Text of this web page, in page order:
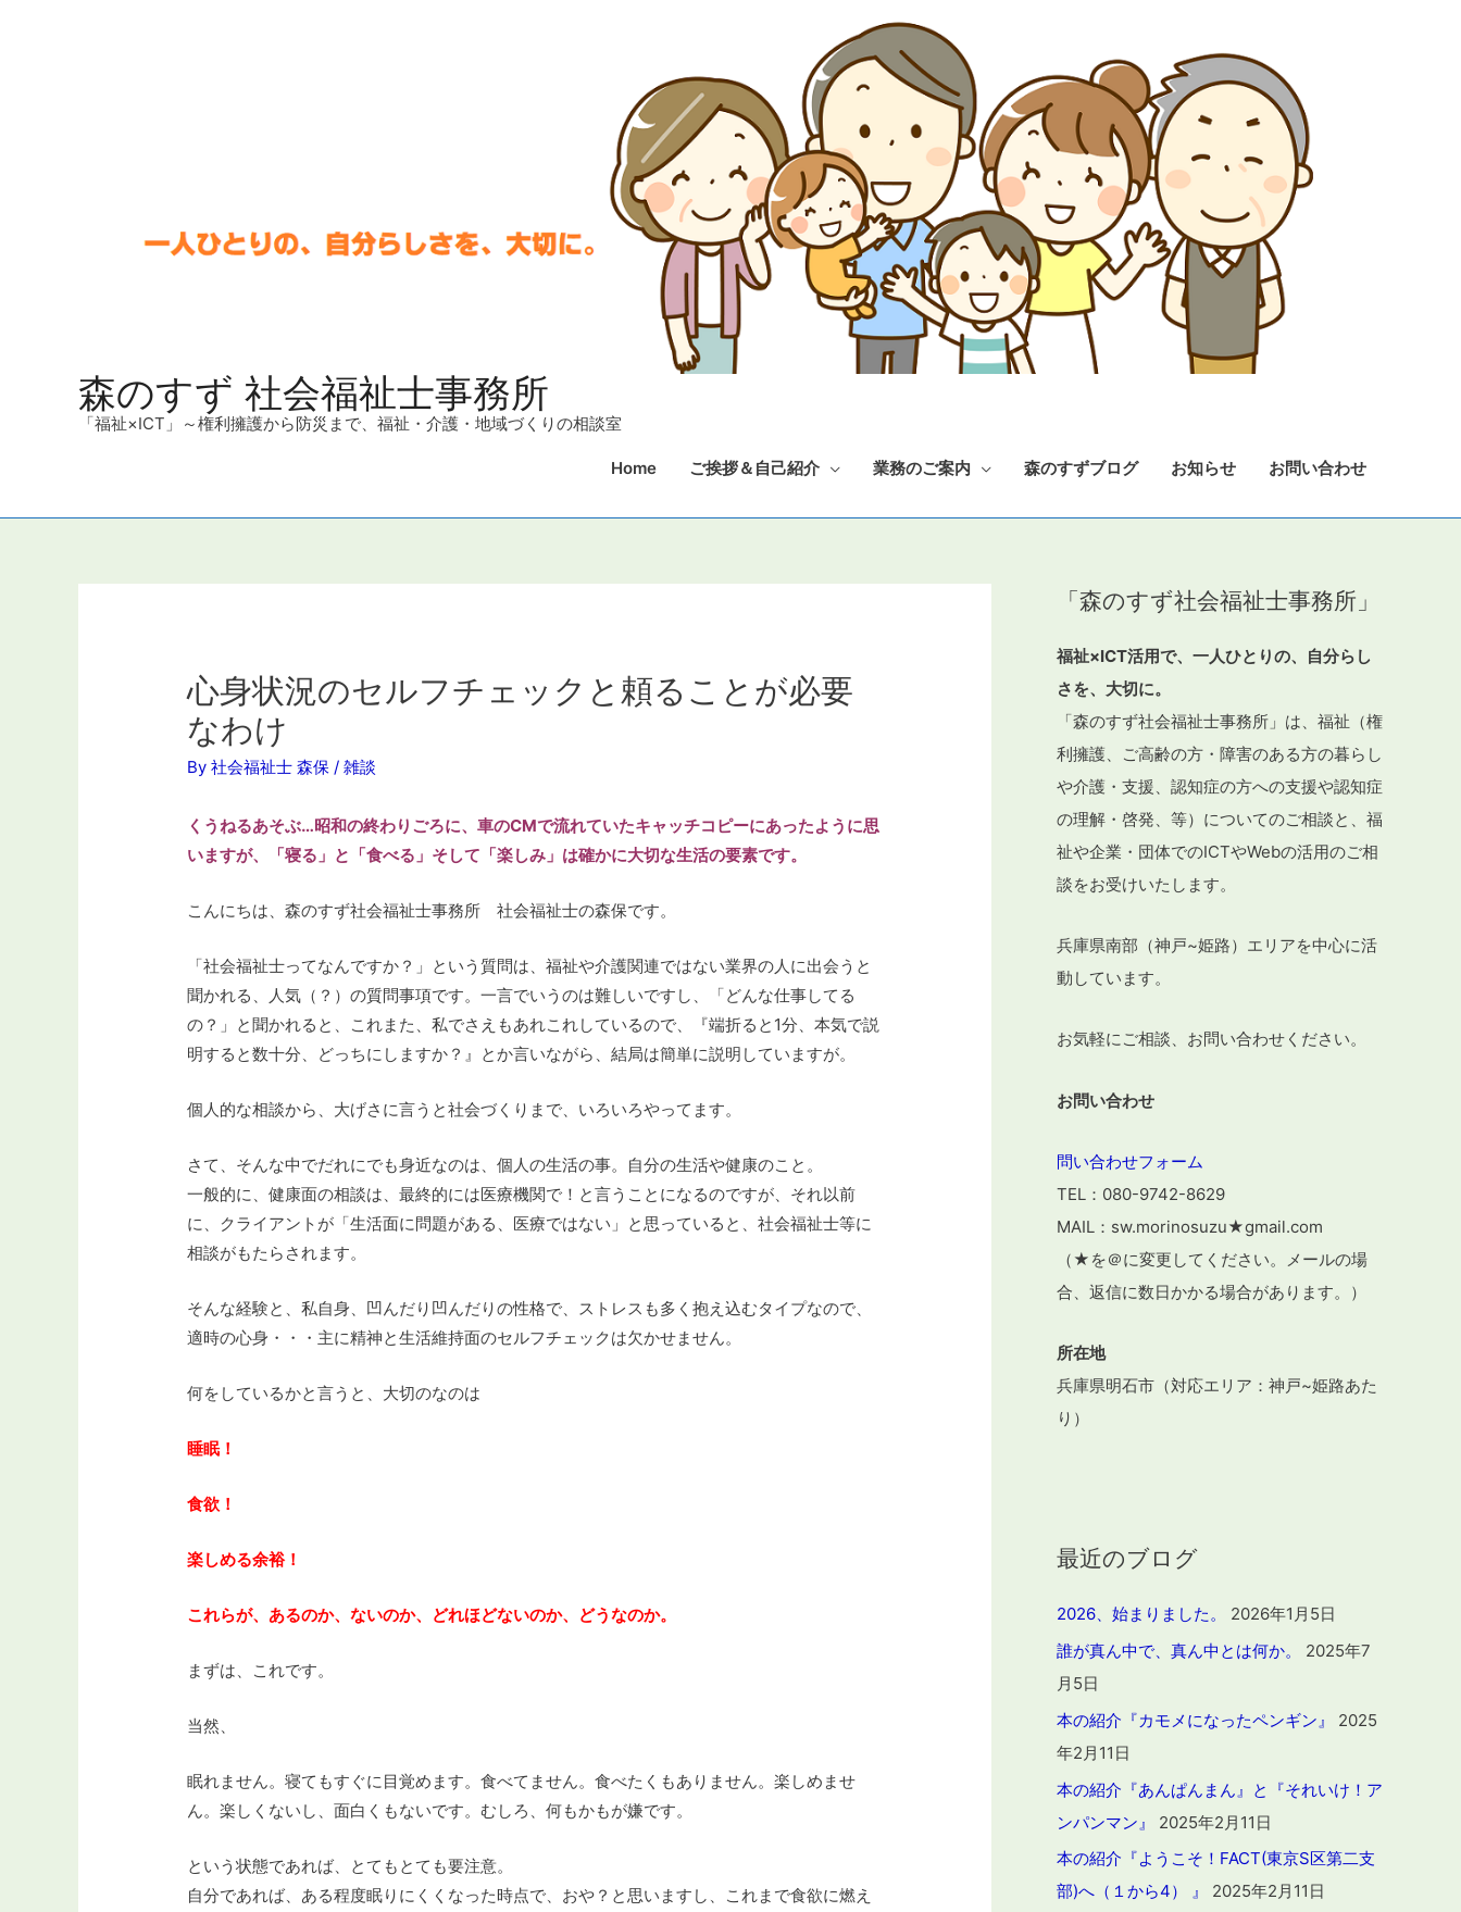
森のすず 社会福祉士事務所
「福祉×ICT」～権利擁護から防災まで、福祉・介護・地域づくりの相談室
Home ご挨拶＆自己紹介 業務のご案内 森のすずブログ お知らせ お問い合わせ
心身状況のセルフチェックと頼ることが必要
なわけ
By社会福祉士 森保 /雑談
くうねるあそぶ…昭和の終わりごろに、車のCMで流れていたキャッチコピーにあったように思
いますが、「寝る」と「食べる」そして「楽しみ」は確かに大切な生活の要素です。
こんにちは、森のすず社会福祉士事務所 社会福祉士の森保です。
「社会福祉士ってなんですか？」という質問は、福祉や介護関連ではない業界の人に出会うと
聞かれる、人気（？）の質問事項です。一言でいうのは難しいですし、「どんな仕事してる
の？」と聞かれると、これまた、私でさえもあれこれしているので、『端折ると1分、本気で説
明すると数十分、どっちにしますか？』とか言いながら、結局は簡単に説明していますが。
個人的な相談から、大げさに言うと社会づくりまで、いろいろやってます。
さて、そんな中でだれにでも身近なのは、個人の生活の事。自分の生活や健康のこと。
一般的に、健康面の相談は、最終的には医療機関で！と言うことになるのですが、それ以前
に、クライアントが「生活面に問題がある、医療ではない」と思っていると、社会福祉士等に
相談がもたらされます。
そんな経験と、私自身、凹んだり凹んだりの性格で、ストレスも多く抱え込むタイプなので、
適時の心身・・・主に精神と生活維持面のセルフチェックは欠かせません。
何をしているかと言うと、大切のなのは
睡眠！
食欲！
楽しめる余裕！
これらが、あるのか、ないのか、どれほどないのか、どうなのか。
まずは、これです。
当然、
眠れません。寝てもすぐに目覚めます。食べてません。食べたくもありません。楽しめませ
ん。楽しくないし、面白くもないです。むしろ、何もかもが嫌です。
という状態であれば、とてもとても要注意。
自分であれば、ある程度眠りにくくなった時点で、おや？と思いますし、これまで食欲に燃え
「森のすず社会福祉士事務所」
福祉×ICT活用で、一人ひとりの、自分らし
さを、大切に。
「森のすず社会福祉士事務所」は、福祉（権
利擁護、ご高齢の方・障害のある方の暮らし
や介護・支援、認知症の方への支援や認知症
の理解・啓発、等）についてのご相談と、福
祉や企業・団体でのICTやWebの活用のご相
談をお受けいたします。
兵庫県南部（神戸~姫路）エリアを中心に活
動しています。
お気軽にご相談、お問い合わせください。
お問い合わせ
問い合わせフォーム
TEL：080-9742-8629
MAIL：sw.morinosuzu★gmail.com
（★を＠に変更してください。メールの場
合、返信に数日かかる場合があります。）
所在地
兵庫県明石市（対応エリア：神戸~姫路あた
り）
最近のブログ
2026、始まりました。
2026年1月5日
誰が真ん中で、真ん中とは何か。
2025年7
月5日
本の紹介『カモメになったペンギン』
2025
年2月11日
本の紹介『あんぱんまん』と『それいけ！ア
ンパンマン』
2025年2月11日
本の紹介『ようこそ！FACT(東京S区第二支
部)へ（１から4） 』
2025年2月11日